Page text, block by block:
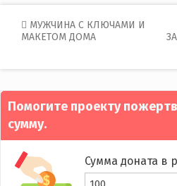
Post
navigation
МУЖЧИНА С КЛЮЧАМИ И
МАКЕТОМ ДОМА
Помогите проекту
сумму.
Сумма доната в